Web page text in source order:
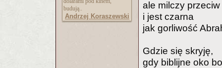
budują..
Andrzej Koraszewski
ale milczy
i jest czarna
jak gorliwość
Gdzie się skryję,
gdy biblijne oko